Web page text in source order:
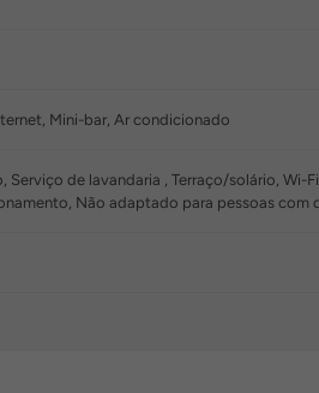
Mini-bar, Ar condicionado
de lavandaria , Terraço/solário, Wi-
Não adaptado para pessoas com